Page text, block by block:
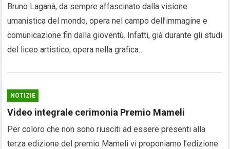
Bruno Laganà, da sempre affascinato dalla visione
umanistica del mondo, opera nel campo dell’immagine e
comunicazione fin dalla gioventù. Infatti, già durante gli studi
del liceo artistico, opera nella grafica…
NOTIZIE
Video integrale cerimonia Premio Mameli
Per coloro che non sono riusciti ad essere presenti alla
terza edizione del premio Mameli vi proponiamo l’edizione